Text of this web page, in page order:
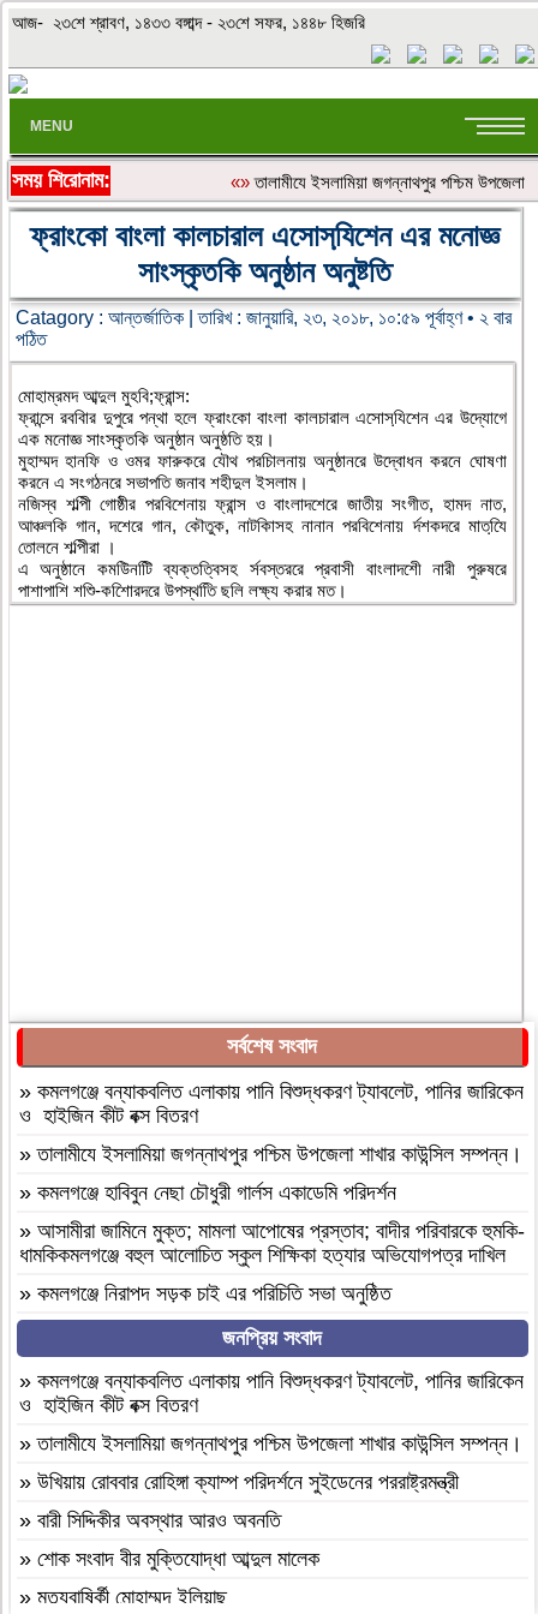
আজ- ২৩শে শ্রাবণ, ১৪৩৩ বঙ্গাব্দ - ২৩শে সফর, ১৪৪৮ হিজরি
MENU
সময় শিরোনাম: «»‎তালামীযে ইসলামিয়া জগন্নাথপুর পশ্চিম উপজেলা
ফ্রাংকো বাংলা কালচারাল এসোসযি়শেন এর মনোজ্ঞ
সাংস্কৃতকি অনুষ্ঠান অনুষ্টতি
Catagory : আন্তর্জাতিক | তারিখ : জানুয়ারি, ২৩, ২০১৮, ১০:৫৯ পূর্বাহ্ণ • ২ বার
পঠিত
মােহাম্রমদ আব্দুল মুহবি;ফ্রান্স:
ফ্রান্সে রববিার দুপুরে পন্থা হলে ফ্রাংকো বাংলা কালচারাল এসোসযি়শেন এর উদ্যোগে
এক মনোজ্ঞ সাংস্কৃতকি অনুষ্ঠান অনুষ্ঠতি হয়।
মুহাম্মদ হানফি ও ওমর ফারুকরে যৌথ পরচিালনায় অনুষ্ঠানরে উদ্বোধন করনে ঘোষণা
করনে এ সংগঠনরে সভাপতি জনাব শহীদুল ইসলাম।
নজিস্ব শল্পিী গোষ্ঠীর পরবিশেনায় ফ্রান্স ও বাংলাদশেরে জাতীয় সংগীত, হামদ নাত,
আঞ্চলকি গান, দশেরে গান, কৌতুক, নাটকিাসহ নানান পরবিশেনায় র্দশকদরে মাতযি়ে
তোলনে শল্পিীরা ।
এ অনুষ্ঠানে কমউিনটিি ব্যক্তত্বিসহ র্সবস্তররে প্রবাসী বাংলাদশেী নারী পুরুষরে
পাশাপাশি শশিু-কশিোরদরে উপস্থতিি ছলি লক্ষ্য করার মত।
সর্বশেষ সংবাদ
» কমলগঞ্জে বন্যাকবলিত এলাকায় পানি বিশুদ্ধকরণ ট্যাবলেট, পানির জারিকেন
ও হাইজিন কীট বক্স বিতরণ
»‎তালামীযে ইসলামিয়া জগন্নাথপুর পশ্চিম উপজেলা শাখার কাউন্সিল সম্পন্ন।
» কমলগঞ্জে হাবিবুন নেছা চৌধুরী গার্লস একাডেমি পরিদর্শন
» আসামীরা জামিনে মুক্ত; মামলা আপোষের প্রস্তাব; বাদীর পরিবারকে হুমকি-
ধামকিকমলগঞ্জে বহুল আলোচিত স্কুল শিক্ষিকা হত্যার অভিযোগপত্র দাখিল
» কমলগঞ্জে নিরাপদ সড়ক চাই এর পরিচিতি সভা অনুষ্ঠিত
শোক সংবাদ॥ রসমোহন সিংহ ॥
ফ্যাসিবাদবিরোধী সমন্বিত শক্তির ফল জুলাই আন্দোলন: রেদোয়ান মাজহারি
» বগুড়া আদমদীঘিতে হিন্দু গৃহবধূকে শ্লীলতাহানির চেষ্টার অভিযোগে
গ্রেপ্তার-১
দশ বছ‌রে গ্রামীণ‌ফো‌সের মাইজিপি অ্যাপ
বগুড়া আদমদীঘিতে বাসা বাড়ীতে দুঃসাহসিক চুরি সংঘটিত
দুপচাঁচিয়া ট্রেনে কাটা পড়ে যুবকের মৃত্যু
চারপাশে সবকিছু আগের মতোই আছে, শুধু তোমরাই নেই”—উলুয়াইল
জনপ্রিয় সংবাদ
» কমলগঞ্জে বন্যাকবলিত এলাকায় পানি বিশুদ্ধকরণ ট্যাবলেট, পানির জারিকেন
ও হাইজিন কীট বক্স বিতরণ
»‎তালামীযে ইসলামিয়া জগন্নাথপুর পশ্চিম উপজেলা শাখার কাউন্সিল সম্পন্ন।
» উখিয়ায় রোববার রোহিঙ্গা ক্যাম্প পরিদর্শনে সুইডেনের পররাষ্ট্রমন্ত্রী
» বারী সিদ্দিকীর অবস্থার আরও অবনতি
» শোক সংবাদ বীর মুক্তিযোদ্ধা আব্দুল মালেক
» মৃত্যুবাষির্কী মোহাম্মদ ইলিয়াছ